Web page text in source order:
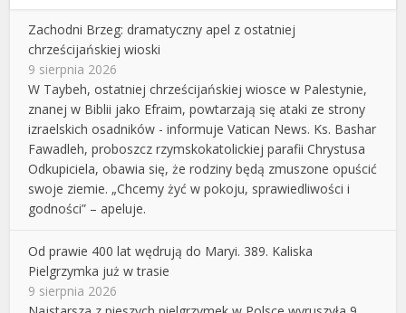
Zachodni Brzeg: dramatyczny apel z ostatniej
chrześcijańskiej wioski
9 sierpnia 2026
W Taybeh, ostatniej chrześcijańskiej wiosce w Palestynie,
znanej w Biblii jako Efraim, powtarzają się ataki ze strony
izraelskich osadników - informuje Vatican News. Ks. Bashar
Fawadleh, proboszcz rzymskokatolickiej parafii Chrystusa
Odkupiciela, obawia się, że rodziny będą zmuszone opuścić
swoje ziemie. „Chcemy żyć w pokoju, sprawiedliwości i
godności” – apeluje.
Od prawie 400 lat wędrują do Maryi. 389. Kaliska
Pielgrzymka już w trasie
9 sierpnia 2026